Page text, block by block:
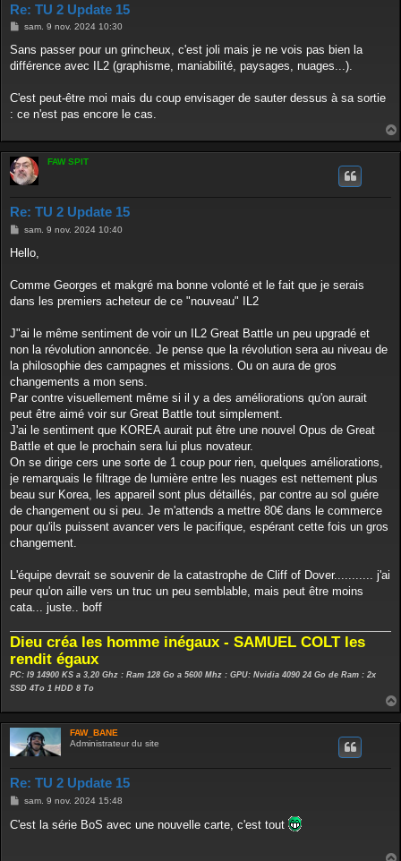
Re: TU 2 Update 15
M
s
a
sam. 9 nov. 2024 10:30
Sans passer pour un grincheux, c'est joli mais je ne vois pas bien la
différence avec IL2 (graphisme, maniabilité, paysages, nuages...).
C'est peut-être moi mais du coup envisager de sauter dessus à sa sortie
: ce n'est pas encore le cas.
FAW SPIT
Re: TU 2 Update 15
M
s
g
sam. 9 nov. 2024 10:40
Hello,
Comme Georges et makgré ma bonne volonté et le fait que je serais
dans les premiers acheteur de ce "nouveau" IL2
J"ai le même sentiment de voir un IL2 Great Battle un peu upgradé et
non la révolution annoncée. Je pense que la révolution sera au niveau de
la philosophie des campagnes et missions. Ou on aura de gros
changements a mon sens.
Par contre visuellement même si il y a des améliorations qu'on aurait
peut être aimé voir sur Great Battle tout simplement.
J'ai le sentiment que KOREA aurait put être une nouvel Opus de Great
Battle et que le prochain sera lui plus novateur.
On se dirige cers une sorte de 1 coup pour rien, quelques améliorations,
je remarquais le filtrage de lumière entre les nuages est nettement plus
beau sur Korea, les appareil sont plus détaillés, par contre au sol guére
de changement ou si peu. Je m'attends a mettre 80€ dans le commerce
pour qu'ils puissent avancer vers le pacifique, espérant cette fois un gros
changement.
L'équipe devrait se souvenir de la catastrophe de Cliff of Dover........... j'ai
peur qu'on aille vers un truc un peu semblable, mais peut être moins
cata... juste.. boff
Dieu créa les homme inégaux - SAMUEL COLT les
rendit égaux
PC: I9 14900 KS a 3,20 Ghz : Ram 128 Go a 5600 Mhz : GPU: Nvidia 4090 24 Go de Ram : 2x
SSD 4To 1 HDD 8 To
FAW_BANE
Administrateur du site
Re: TU 2 Update 15
M
s
s
sam. 9 nov. 2024 15:48
C'est la série BoS avec une nouvelle carte, c'est tout